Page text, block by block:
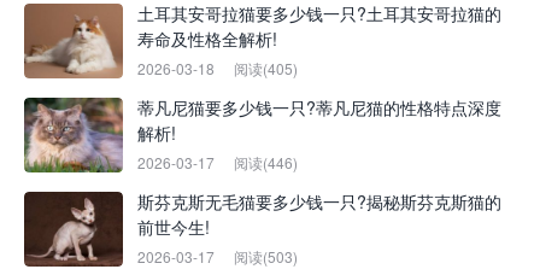
土耳其安哥拉猫要多少钱一只?土耳其安哥拉猫的
寿命及性格全解析!
2026-03-18 阅读(405)
蒂凡尼猫要多少钱一只?蒂凡尼猫的性格特点深度
解析!
2026-03-17 阅读(446)
斯芬克斯无毛猫要多少钱一只?揭秘斯芬克斯猫的
前世今生!
2026-03-17 阅读(503)